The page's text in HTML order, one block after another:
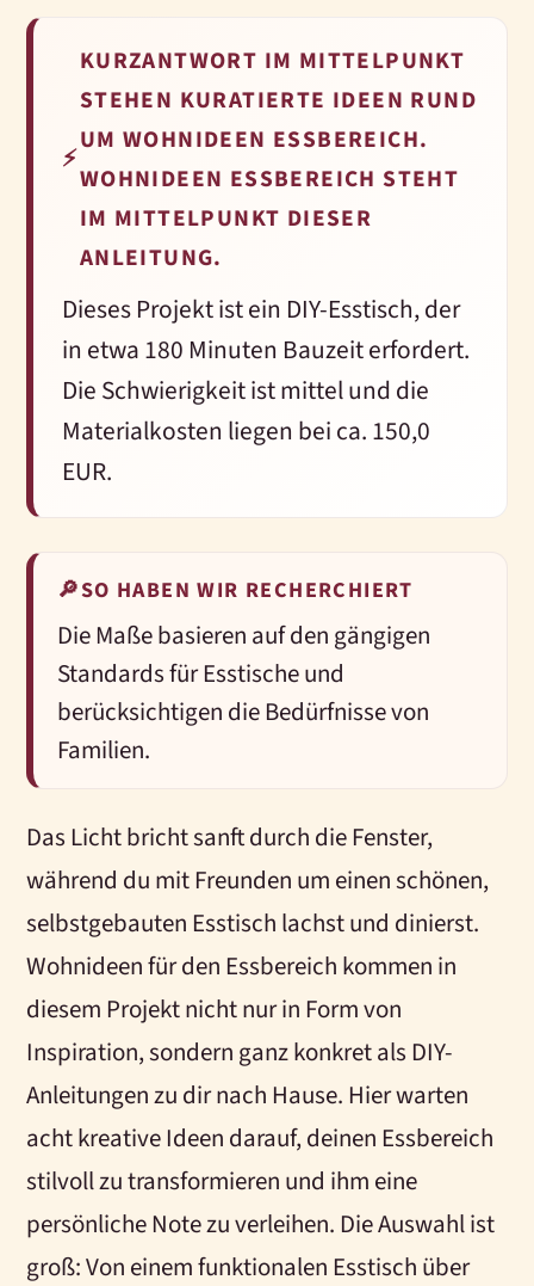
⚡
KURZANTWORT IM MITTELPUNKT
STEHEN KURATIERTE IDEEN RUND
UM WOHNIDEEN ESSBEREICH.
WOHNIDEEN ESSBEREICH STEHT
IM MITTELPUNKT DIESER
ANLEITUNG.
Dieses Projekt ist ein DIY-Esstisch, der
in etwa 180 Minuten Bauzeit erfordert.
Die Schwierigkeit ist mittel und die
Materialkosten liegen bei ca. 150,0
EUR.
🔎SO HABEN WIR RECHERCHIERT
Die Maße basieren auf den gängigen
Standards für Esstische und
berücksichtigen die Bedürfnisse von
Familien.
Das Licht bricht sanft durch die Fenster,
während du mit Freunden um einen schönen,
selbstgebauten Esstisch lachst und dinierst.
Wohnideen für den Essbereich kommen in
diesem Projekt nicht nur in Form von
Inspiration, sondern ganz konkret als DIY-
Anleitungen zu dir nach Hause. Hier warten
acht kreative Ideen darauf, deinen Essbereich
stilvoll zu transformieren und ihm eine
persönliche Note zu verleihen. Die Auswahl ist
groß: Von einem funktionalen Esstisch über